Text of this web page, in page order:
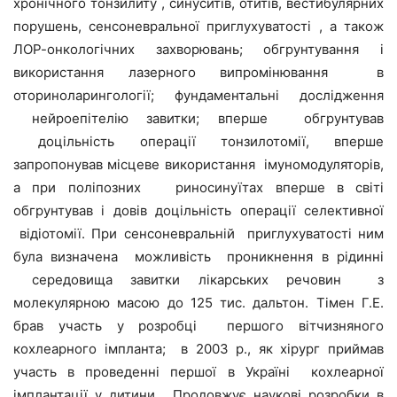
хронічного тонзилиту , синуситів, отитів, вестибулярних
порушень, сенсоневральної приглухуватості , а також
ЛОР-онкологічних захворювань; обгрунтування і
використання лазерного випромінювання в
оториноларингології; фундаментальні дослідження
нейроепітелію завитки; вперше обгрунтував
доцільність операції тонзилотомії, вперше
запропонував місцеве використання імуномодуляторів,
а при поліпозних риносинуїтах вперше в світі
обгрунтував і довів доцільність операції селективної
відіотомії. При сенсоневральній приглухуватості ним
була визначена можливість проникнення в рідинні
середовища завитки лікарських речовин з
молекулярною масою до 125 тис. дальтон. Тімен Г.Е.
брав участь у розробці першого вітчизняного
кохлеарного імпланта; в 2003 р., як хірург приймав
участь в проведенні першої в Україні кохлеарної